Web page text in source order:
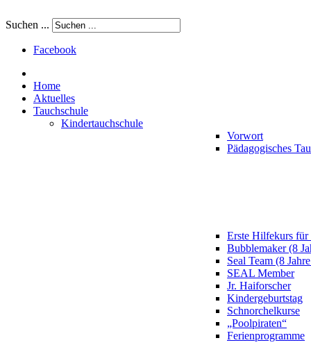
Suchen ...
Facebook
Home
Aktuelles
Tauchschule
Kindertauchschule
Vorwort
Pädagogisches
Erste Hilfekurs
Bubblemaker (8
Seal Team (8
SEAL Member
Jr. Haiforscher
Kindergeburtstag
Schnorchelkurse
„Poolpiraten“
Ferienprogramme